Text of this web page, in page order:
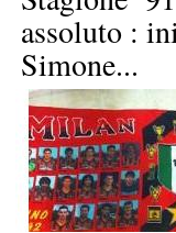
assoluto :
Simone...